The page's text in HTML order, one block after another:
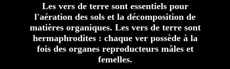
Les vers de terre sont essentiels pour
l'aération des sols et la décomposition de
matières organiques. Les vers de terre sont
hermaphrodites : chaque ver possède à la
fois des organes reproducteurs mâles et
femelles.